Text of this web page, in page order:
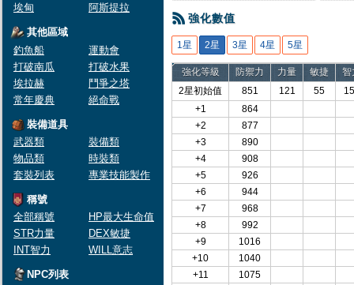
埃甸
阿斯提拉
其他區域
釣魚船
運動會
打破南瓜
打破水果
埃拉赫
鬥爭之塔
常年慶典
絕命戰
裝備道具
武器類
裝備類
物品類
時裝類
套裝列表
專業技能製作
稱號
全部稱號
HP最大生命值
STR力量
DEX敏捷
INT智力
WILL意志
NPC列表
強化數值
1星 2星 3星 4星 5星
強化等級 防禦力 力量 敏捷
智
2星初始值
851 121 55
+1
864
+2
877
+3
890
+4
908
+5
926
+6
944
+7
968
+8
992
+9
1016
+10
1040
+11
1075